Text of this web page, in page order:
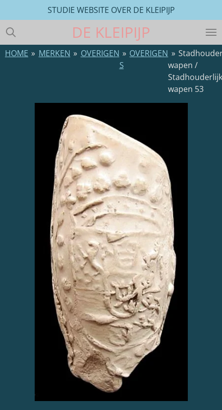
direct
naar
de
hoofdinhoud
DE KLEIPIJP
STUDIE WEBSITE OVER DE KLEIPIJP
HOME » MERKEN » OVERIGEN » OVERIGEN
S
»
wapen /
wapen 53